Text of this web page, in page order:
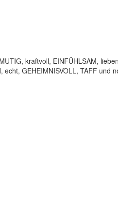
kraftvoll, EINFÜHLSAM,
GEHEIMNISVOLL, TAFF und